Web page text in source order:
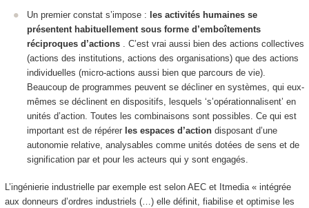
Un premier constat s’impose : les activités humaines se
présentent habituellement sous forme d’emboîtements
réciproques d’actions
. C’est vrai aussi bien des actions collectives
(actions des institutions, actions des organisations) que des actions
individuelles (micro-actions aussi bien que parcours de vie).
Beaucoup de programmes peuvent se décliner en systèmes, qui eux-
mêmes se déclinent en dispositifs, lesquels ‘s’opérationnalisent’ en
unités d’action. Toutes les combinaisons sont possibles. Ce qui est
important est de répérer les espaces d’action disposant d’une
autonomie relative , analysables comme unités dotées de sens et de
signification par et pour les acteurs qui y sont engagés.
L’ingénierie industrielle par exemple est selon AEC et Itmedia « intégrée
aux donneurs d’ordres industriels (…) elle définit, fiabilise et optimise les